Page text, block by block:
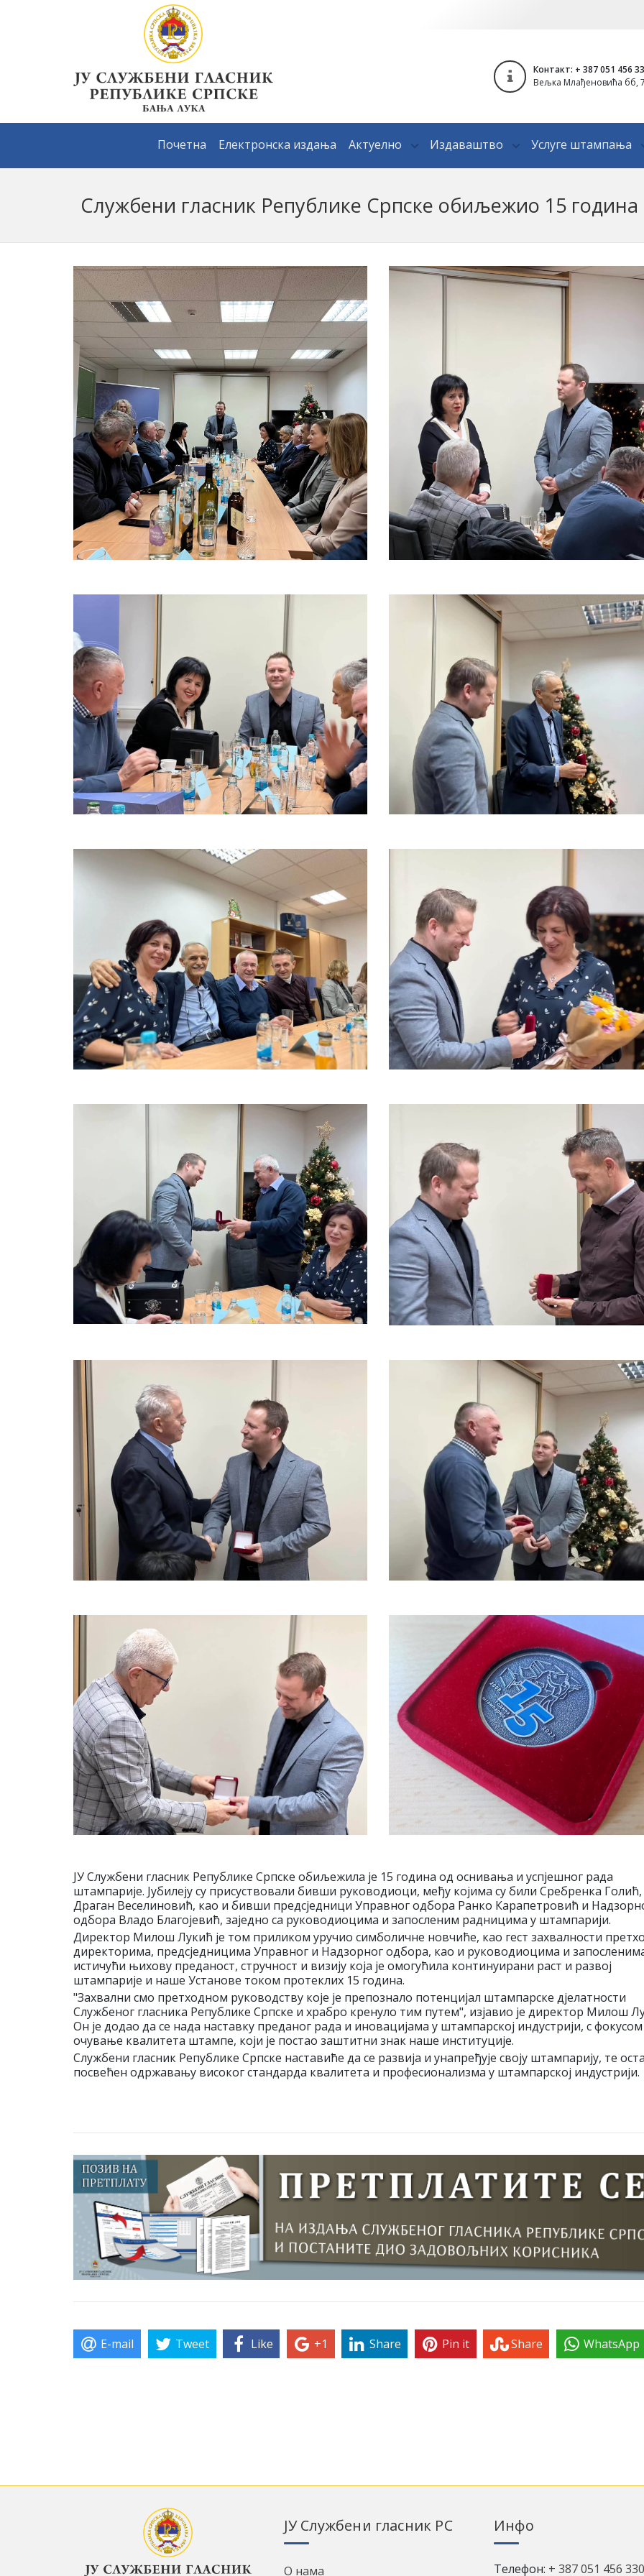
Контакт: + 387 051 456
Вељка Млађеновића бб,
Почетна Електронска издања Актуелно Издаваштво Услуге штампања
Службени гласник Републике Српске обиљежио 15
ЈУ Службени гласник Републике Српске обиљежила је 15 година од оснивања и успјешног рада
штампарије. Јубилеју су присуствовали бивши руководиоци, међу којима су били Сребренка Голић,
Драган Веселиновић, као и бивши предсједници Управног одбора Ранко Карапетровић и
одбора Владо Благојевић, заједно са руководиоцима и запосленим радницима у штампарији.
Директор Милош Лукић је том приликом уручио симболичне новчиће, као гест захвалности
директорима, предсједницима Управног и Надзорног одбора, као и руководиоцима и
истичући њихову преданост, стручност и визију која је омогућила континуирани раст и развој
штампарије и наше Установе током протеклих 15 година.
"Захвални смо претходном руководству које је препознало потенцијал штампарске дјелатности
Службеног гласника Републике Српске и храбро кренуло тим путем", изјавио је директор Милош
Он је додао да се нада наставку преданог рада и иновацијама у штампарској индустрији, с
очување квалитета штампе, који је постао заштитни знак наше институције.
Службени гласник Републике Српске наставиће да се развија и унапређује своју штампарију, те
посвећен одржавању високог стандарда квалитета и професионализма у штампарској индустрији.
E-mail Tweet Like +1 Share Pin it Share WhatsApp
ЈУ Службени гласник РС
О нама
Инфо
Телефон: + 387 051 456 330